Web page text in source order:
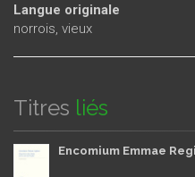
Langue originale
norrois, vieux
Titres liés
Encomium Emmae